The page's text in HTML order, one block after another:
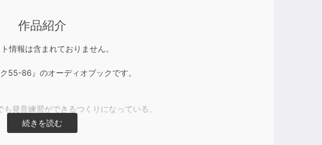
作品紹介
情報は含まれておりません。
55-86』のオーディオブックです。
発音練習ができるつくりになっている。